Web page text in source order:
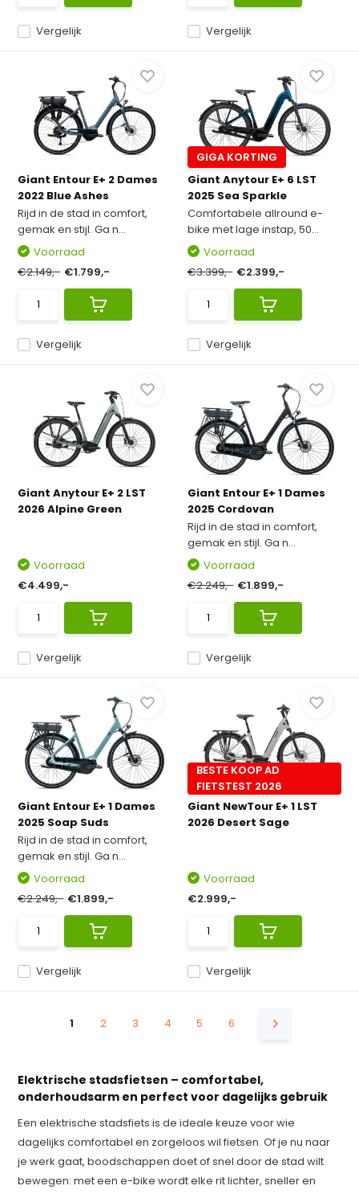
Vergelijk Vergelijk
Giant Entour E+ 2 Dames
2022 Blue Ashes
Rijd in de stad in comfort,
gemak en stijl. Ga n...
Vergelijk
Voorraad
€2.149,- €1.799,-
GIGA KORTING
Giant Anytour E+ 6 LST
2025 Sea Sparkle
Comfortabele allround e-
bike met lage instap, 50...
Vergelijk
Voorraad
€3.399,- €2.399,-
Giant Anytour E+ 2 LST
2026 Alpine Green
Vergelijk
Voorraad
€4.499,-
Giant Entour E+ 1 Dames
2025 Cordovan
Rijd in de stad in comfort,
gemak en stijl. Ga n...
Vergelijk
Voorraad
€2.249,- €1.899,-
Giant Entour E+ 1 Dames
2025 Soap Suds
Rijd in de stad in comfort,
gemak en stijl. Ga n...
Vergelijk
Voorraad
€2.249,- €1.899,-
BESTE KOOP AD
FIETSTEST 2026
Giant NewTour E+ 1 LST
2026 Desert Sage
Vergelijk
Voorraad
€2.999,-
1 2 3 4 5 6
Elektrische stadsfietsen – comfortabel,
onderhoudsarm en perfect voor dagelijks gebruik
Een elektrische stadsfiets is de ideale keuze voor wie
dagelijks comfortabel en zorgeloos wil fietsen. Of je nu naar
je werk gaat, boodschappen doet of snel door de stad wilt
bewegen: met een e-bike wordt elke rit lichter, sneller en